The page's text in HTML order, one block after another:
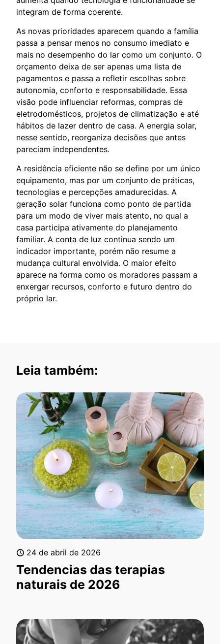
integram de forma coerente.
As novas prioridades aparecem quando a família
passa a pensar menos no consumo imediato e
mais no desempenho do lar como um conjunto. O
orçamento deixa de ser apenas uma lista de
pagamentos e passa a refletir escolhas sobre
autonomia, conforto e responsabilidade. Essa
visão pode influenciar reformas, compras de
eletrodomésticos, projetos de climatização e até
hábitos de lazer dentro de casa. A energia solar,
nesse sentido, reorganiza decisões que antes
pareciam independentes.
A residência eficiente não se define por um único
equipamento, mas por um conjunto de práticas,
tecnologias e percepções amadurecidas. A
geração solar funciona como ponto de partida
para um modo de viver mais atento, no qual a
casa participa ativamente do planejamento
familiar. A conta de luz continua sendo um
indicador importante, porém não resume a
mudança cultural envolvida. O maior efeito
aparece na forma como os moradores passam a
enxergar recursos, conforto e futuro dentro do
próprio lar.
Leia também:
24 de abril de 2026
Tendencias das terapias
naturais de 2026